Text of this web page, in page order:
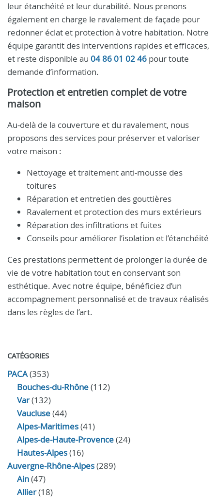
leur étanchéité et leur durabilité. Nous prenons
également en charge le ravalement de façade pour
redonner éclat et protection à votre habitation. Notre
équipe garantit des interventions rapides et efficaces,
et reste disponible au 04 86 01 02 46 pour toute
demande d’information.
Protection et entretien complet de votre
maison
Au-delà de la couverture et du ravalement, nous
proposons des services pour préserver et valoriser
votre maison :
Nettoyage et traitement anti-mousse des
toitures
Réparation et entretien des gouttières
Ravalement et protection des murs extérieurs
Réparation des infiltrations et fuites
Conseils pour améliorer l’isolation et l’étanchéité
Ces prestations permettent de prolonger la durée de
vie de votre habitation tout en conservant son
esthétique. Avec notre équipe, bénéficiez d’un
accompagnement personnalisé et de travaux réalisés
dans les règles de l’art.
CATÉGORIES
PACA(353)
Bouches-du-Rhône(112)
Var(132)
Vaucluse(44)
Alpes-Maritimes(41)
Alpes-de-Haute-Provence(24)
Hautes-Alpes(16)
Auvergne-Rhône-Alpes(289)
Ain(47)
Allier(18)